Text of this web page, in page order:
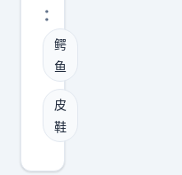
啊
，
鳄
鱼
挺
：
鳄
鱼
皮
鞋